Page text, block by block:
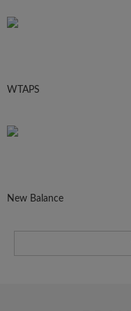
WTAPS
New Balance